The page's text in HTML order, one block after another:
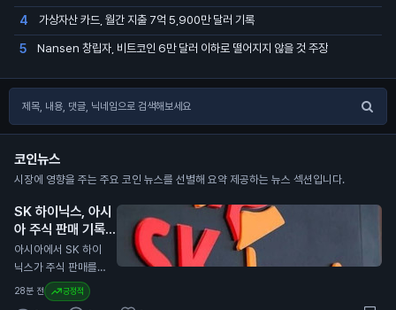
4 가상자산 카드, 월간 지출 7억 5,900만 달러 기록
5 Nansen 창립자, 비트코인 6만 달러 이하로 떨어지지 않을 것 주장
코인뉴스
시장에 영향을 주는 주요 코인 뉴스를 선별해 요약 제공하는 뉴스 섹션입니다.
SK 하이닉스, 아시
아 주식 판매 기록
경신 주도
N
아시아에서 SK 하이
닉스가 주식 판매를
이끌며 7월에 830억
달러(약 11조 1,000억
28분 전 긍정적